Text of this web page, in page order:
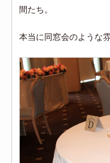
間たち。
本当に同窓会のような雰